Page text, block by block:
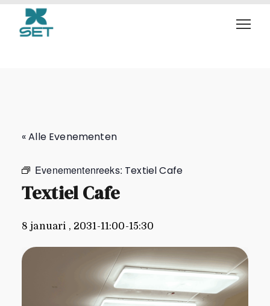
Textiel Cafe
« Alle Evenementen
Evenementenreeks: Textiel Cafe
Textiel Cafe
8 januari , 2031-11:00-15:30